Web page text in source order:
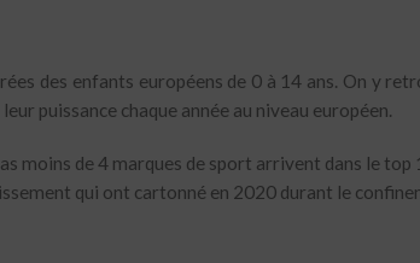
des enfants européens de 0 à 14 ans. On y
puissance chaque année au niveau européen.
moins de 4 marques de sport arrivent dans le top
qui ont cartonné en 2020 durant le